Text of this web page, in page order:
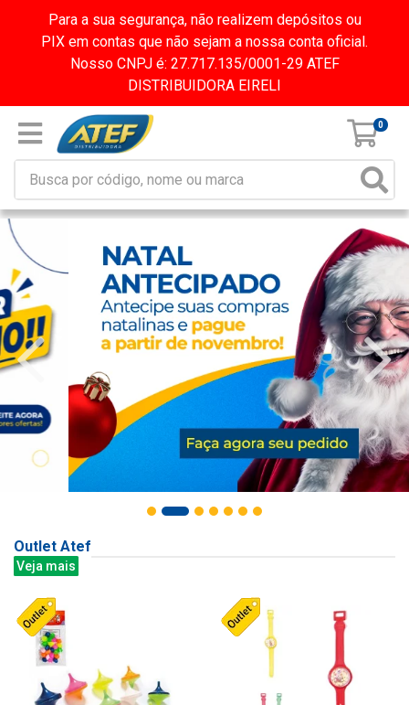
Para a sua segurança, não realizem depósitos ou
PIX em contas que não sejam a nossa conta oficial.
Nosso CNPJ é: 27.717.135/0001-29 ATEF
DISTRIBUIDORA EIRELI
0
Outlet Atef
Veja mais